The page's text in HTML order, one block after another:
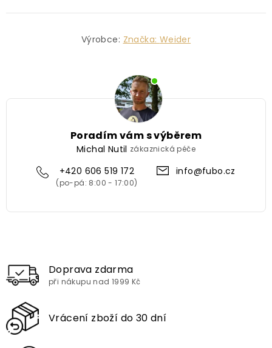
Výrobce: Značka: Weider
Poradím vám s výběrem
Michal Nutil zákaznická péče
+420 606 519 172 info@fubo.cz
Doprava zdarma
při nákupu nad 1999 Kč
Vrácení zboží do 30 dní